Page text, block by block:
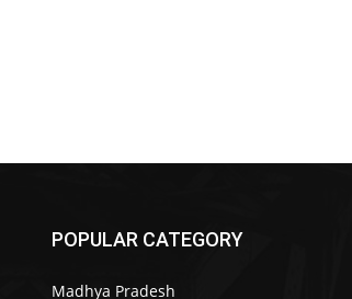
POPULAR CATEGORY
Madhya Pradesh